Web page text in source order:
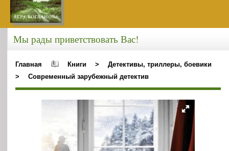
Мы рады приветствовать Вас!
Главная Книги >
Детективы, триллеры, боевики
>
Современный зарубежный детектив